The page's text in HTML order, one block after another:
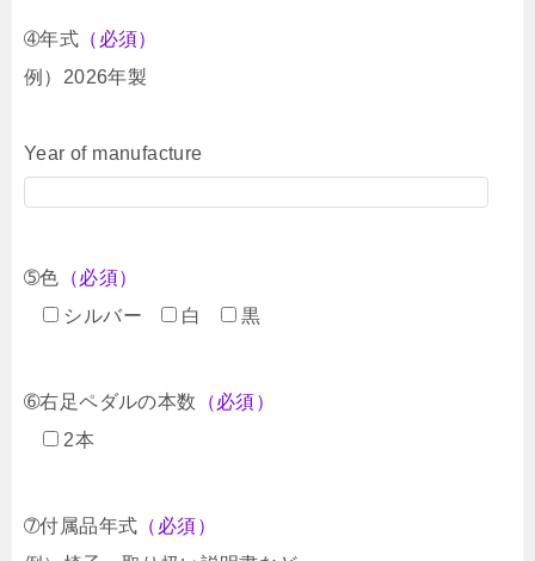
➃年式 （必須）
例）2026年製
Year of manufacture
➄色 （必須）
シルバー
白 黒
➅右足ペダルの本数 （必須）
2本
➆付属品年式 （必須）